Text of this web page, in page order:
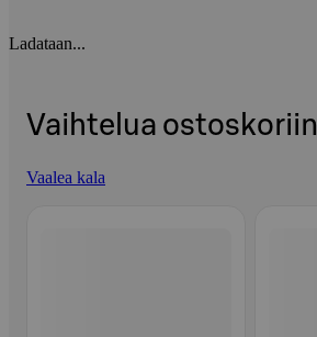
Ladataan...
Vaihtelua ostoskoriin
Vaalea kala